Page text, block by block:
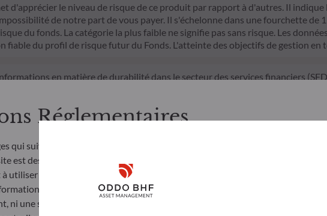
Disclaimer
d'apprécier le niveau de risque de ce produit par rapport à d'autres. Il
de notre part de vous payer. Il s'échelonne dans une fourchette de
du fonds. La catégorie la plus faible ne signifie pas sans risque. Les
fiable du profil de risque futur du Fonds. L'atteinte des objectifs de gestion en
en matière de durabilité dans le secteur des services financiers
plus comparable et davantage compréhensible par les investisseurs
décisions d'investissement sur les facteurs de durabilité dans le processus
des critères ESG (Environnement et/ou Social et/ou Gouvernance) dans
durable strict qui contribue de manière significative aux défis de la
de données ESG de la société de gestion
Réglementaires
qui suivent, merci de bien vouloir prendre connaissance des informations
est destinée aux résidents Suisses. Il appartient à l’investisseur de s’assurer
à utiliser et consulter les informations et services présentés sur le site au
qu’il présente a été réalisé dans un but d’information uniquement et
ni une sollicitation en vue de la souscription des produits ou services